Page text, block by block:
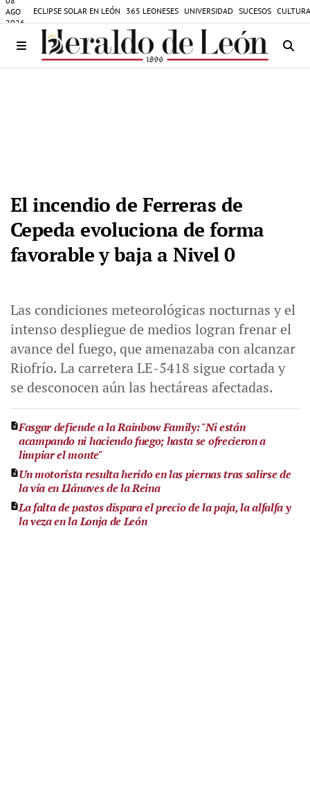
AGO
2026
ECLIPSE SOLAR EN LEÓN 365 LEONESES UNIVERSIDAD SUCESOS
El incendio de Ferreras de
Cepeda evoluciona de forma
favorable y baja a Nivel 0
Las condiciones meteorológicas nocturnas y el
intenso despliegue de medios logran frenar el
avance del fuego, que amenazaba con alcanzar
Riofrío. La carretera LE-5418 sigue cortada y
se desconocen aún las hectáreas afectadas.
Fasgar defiende a la Rainbow Family: "Ni están
acampando ni haciendo fuego; hasta se ofrecieron a
limpiar el monte"
Un motorista resulta herido en las piernas tras salirse de
la vía en Llánaves de la Reina
La falta de pastos dispara el precio de la paja, la alfalfa y
la veza en la Lonja de León